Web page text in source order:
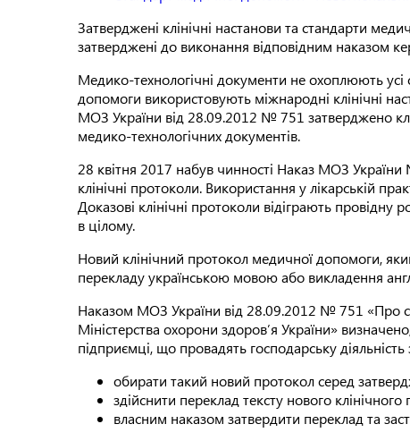
Затверджені клінічні настанови та стандарти
затверджені до виконання відповідним наказом
Медико-технологічні документи не охоплюють усі
допомоги використовують міжнародні клінічні
МОЗ України від 28.09.2012 № 751 затверджено
медико-технологічних документів.
28 квітня 2017 набув чинності Наказ МОЗ
клінічні протоколи. Використання у лікарській
Доказові клінічні протоколи відіграють провідну
в цілому.
Новий клінічний протокол медичної допомоги,
перекладу українською мовою або викладення
Наказом МОЗ України від 28.09.2012 № 751 «Про
Міністерства охорони здоров’я України»
підприємці, що провадять господарську
обирати такий новий протокол серед
здійснити переклад тексту нового
власним наказом затвердити переклад та